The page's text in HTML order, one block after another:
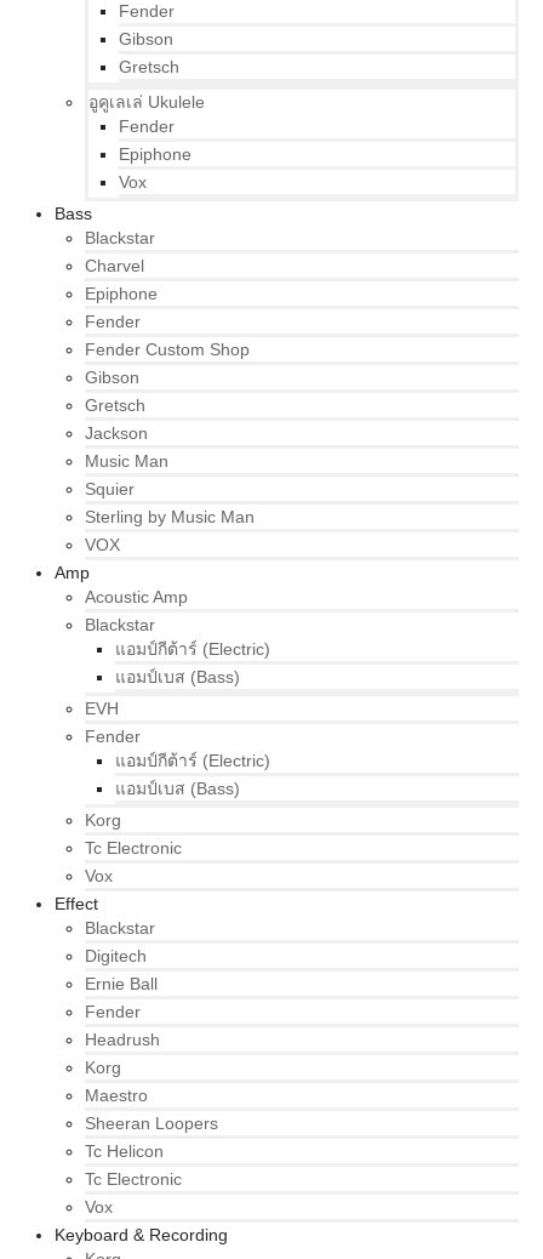
Fender
Gibson
Gretsch
อูคูเลเล่ Ukulele
Fender
Epiphone
Vox
Bass
Blackstar
Charvel
Epiphone
Fender
Fender Custom Shop
Gibson
Gretsch
Jackson
Music Man
Squier
Sterling by Music Man
VOX
Amp
Acoustic Amp
Blackstar
แอมป์กีต้าร์ (Electric)
แอมป์เบส (Bass)
EVH
Fender
แอมป์กีต้าร์ (Electric)
แอมป์เบส (Bass)
Korg
Tc Electronic
Vox
Effect
Blackstar
Digitech
Ernie Ball
Fender
Headrush
Korg
Maestro
Sheeran Loopers
Tc Helicon
Tc Electronic
Vox
Keyboard & Recording